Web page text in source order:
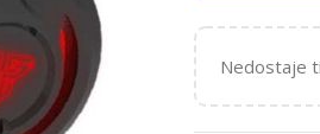
Nedostaje